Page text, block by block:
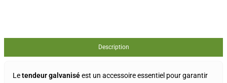
Description
Letendeur galvaniséest un accessoire essentiel pour garantir